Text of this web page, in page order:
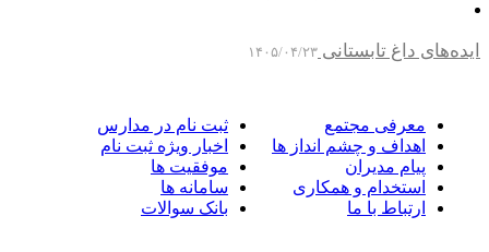
داغ تابستانی ۱۴۰۵/۰۴/۲۳
معرفی مجتمع
اهداف و چشم انداز ها
پیام مدیران
استخدام و همکاری
ارتباط با ما
ثبت نام در مدارس
اخبار ویژه ثبت نام
موفقیت ها
سامانه ها
بانک سوالات